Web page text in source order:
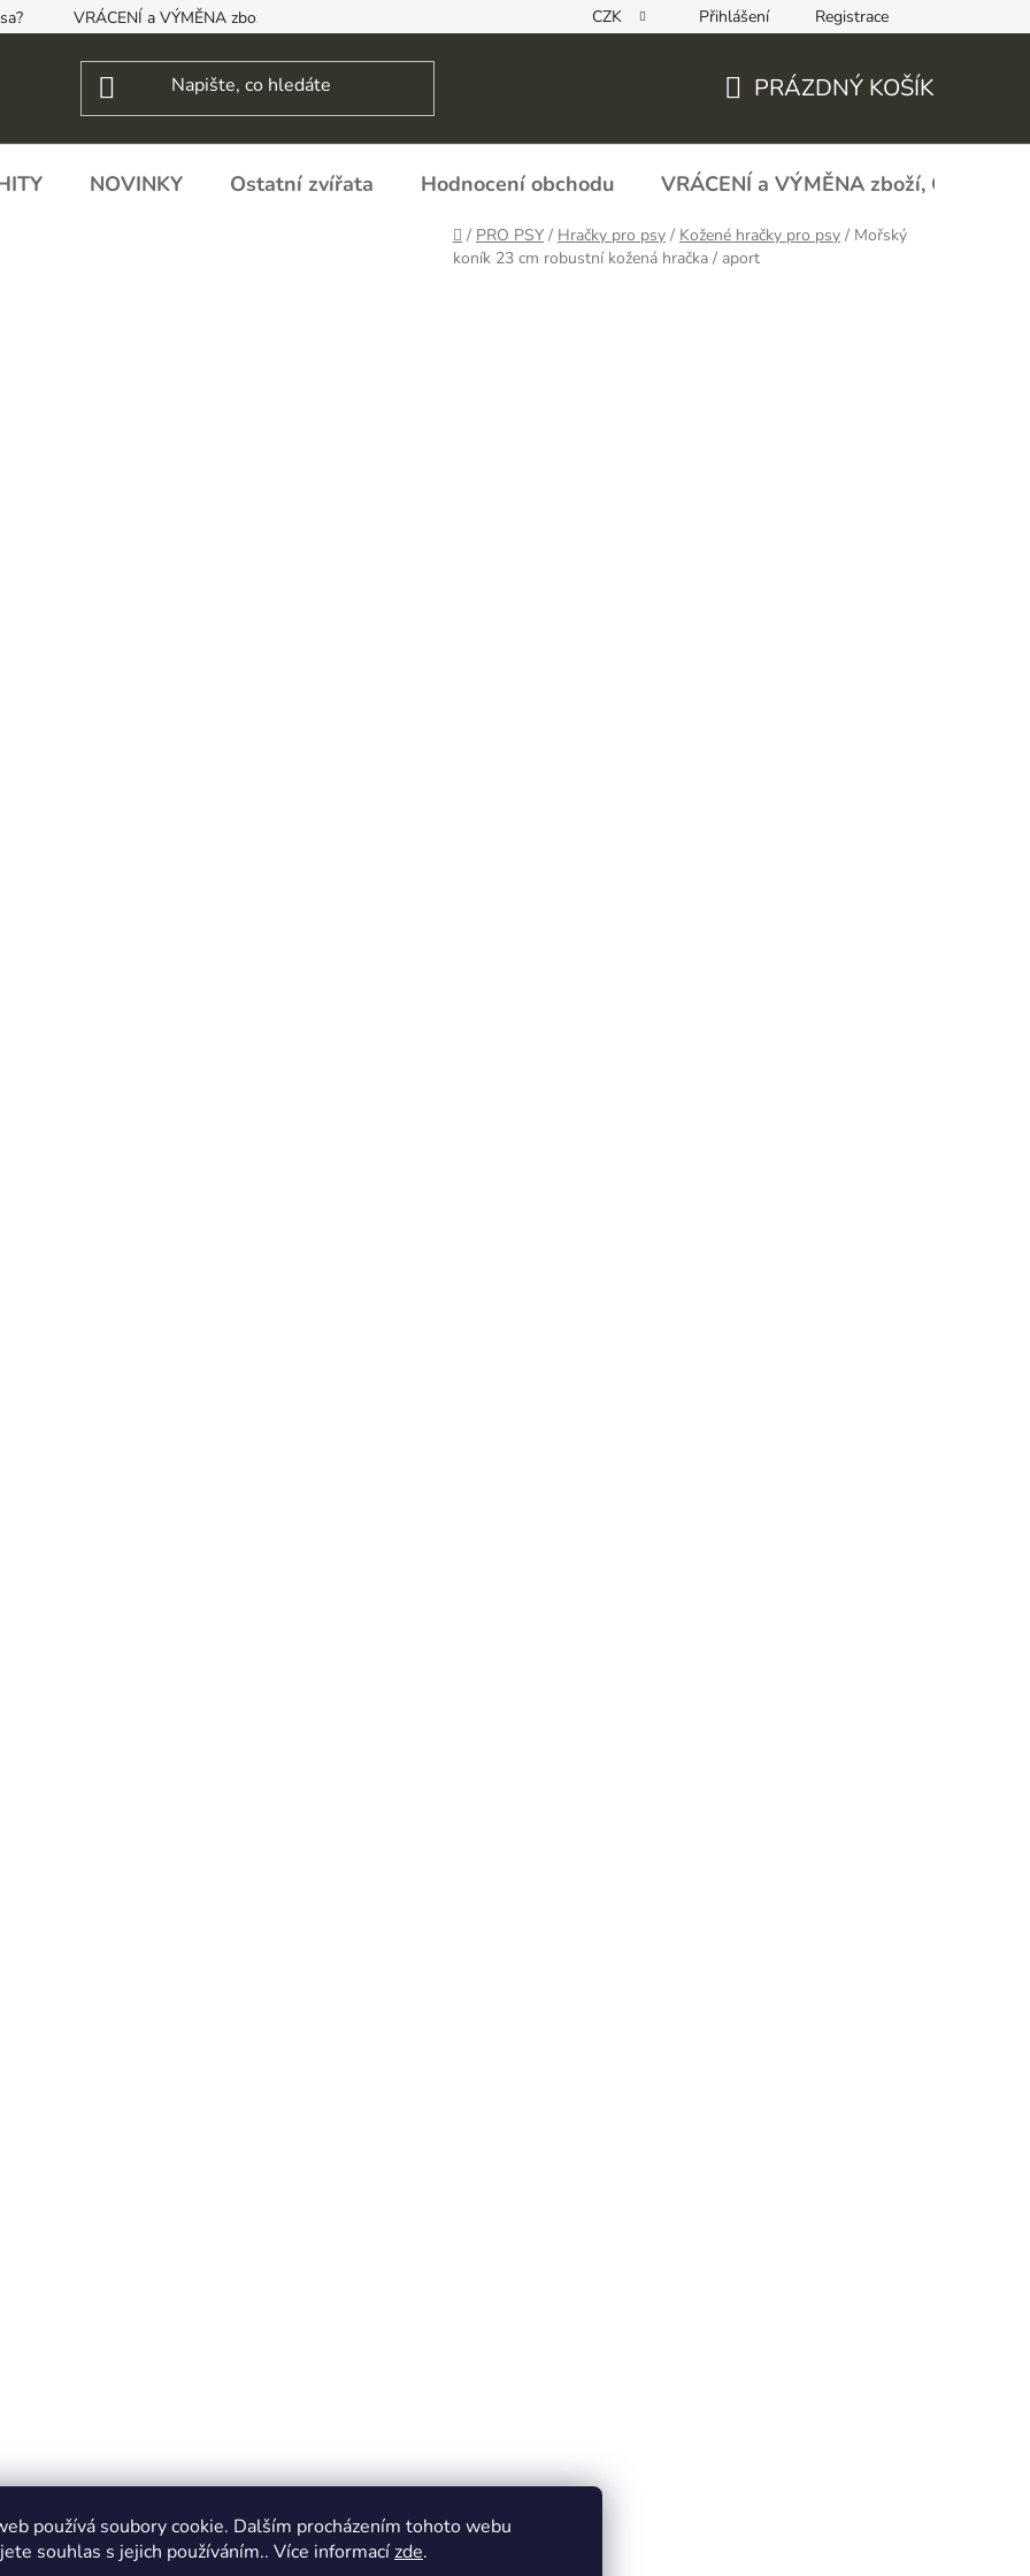
používá soubory cookie. Dalším procházením tohoto webu
souhlas s jejich používáním.. Více informacízde.
VRÁCENÍ a VÝMĚNA zboží, ODSTOUPENÍ OD SMLOUVY REKLAMAČNÍ FORMULÁŘ - zboží s vadou
CZK Přihlášení Registrace
KOŠÍK
PRÁZDNÝ KOŠÍK
NOVINKY Ostatní zvířata Hodnocení obchodu VRÁCENÍ a VÝMĚNA zboží,
Domů
/ PRO PSY / Hračky pro psy / Kožené hračky pro psy / Mořský
koník 23 cm robustní kožená hračka / aport